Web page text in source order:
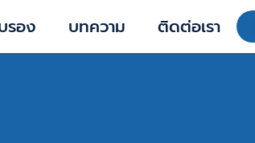
รอง บทความ ติดต่อเรา